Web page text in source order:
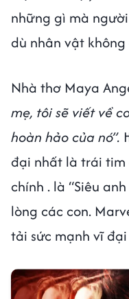
những gì mà
dù nhân vật
Nhà thơ Maya
mẹ, tôi sẽ viết về
hoàn hảo của nó”.
đại nhất là trái tim
chính . là “Siêu
lòng các con.
tải sức mạnh vĩ